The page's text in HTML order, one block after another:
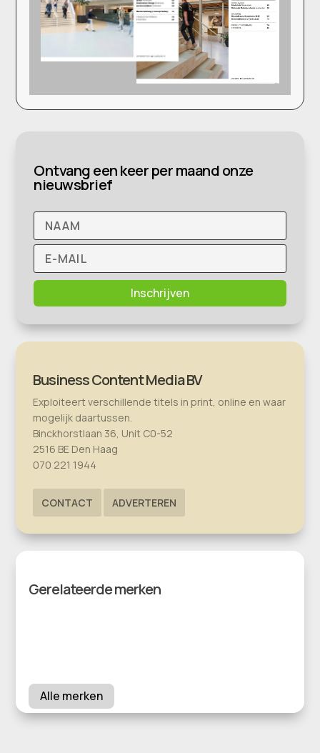
Ontvang een keer per maand onze
nieuwsbrief
Inschrijven
Business Content Media BV
Exploiteert verschillende titels in print, online en waar
mogelijk daartussen.
Binckhorstlaan 36, Unit C0-52
2516 BE Den Haag
070 221 1944
CONTACT ADVERTEREN
Gerelateerde merken
Alle merken